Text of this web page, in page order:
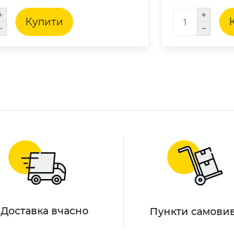
Купити
Доставка вчасно Пункти